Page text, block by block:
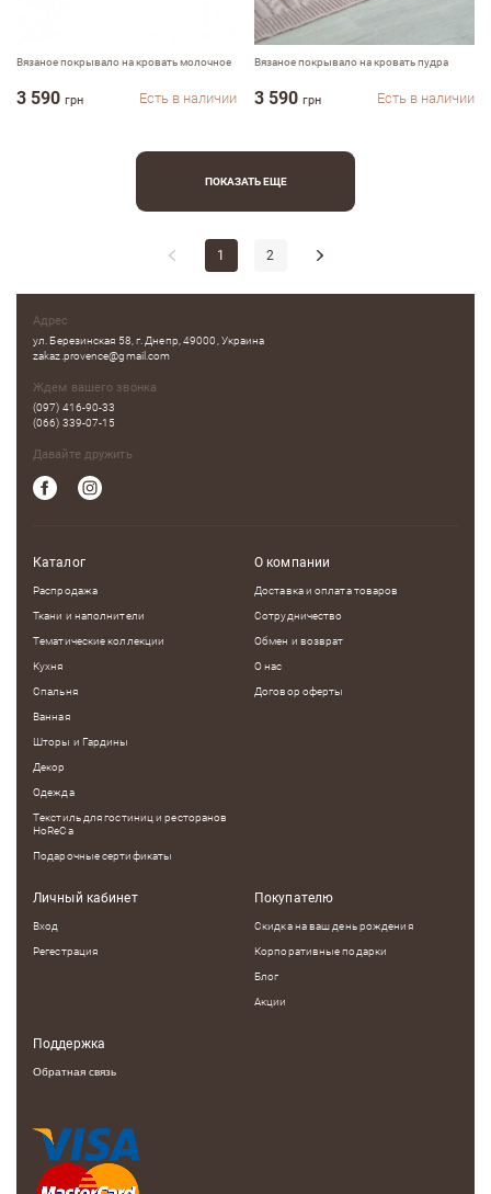
Вязаное покрывало на кровать молочное
3 590 грн Есть в наличии
Вязаное покрывало на кровать пудра
3 590 грн Есть в наличии
ПОКАЗАТЬ ЕЩЕ
1 2
Адрес
ул. Березинская 58, г. Днепр, 49000, Украина
zakaz.provence@gmail.com
Ждем вашего звонка
(097) 416-90-33
(066) 339-07-15
Давайте дружить
Каталог
Распродажа
Ткани и наполнители
Тематические коллекции
Кухня
Спальня
Ванная
Шторы и Гардины
Декор
Одежда
Текстиль для гостиниц и ресторанов
HoReCa
Подарочные сертификаты
О компании
Доставка и оплата товаров
Сотрудничество
Обмен и возврат
О нас
Договор оферты
Личный кабинет
Вход
Регестрация
Покупателю
Скидка на ваш день рождения
Корпоративные подарки
Блог
Акции
Поддержка
Обратная связь